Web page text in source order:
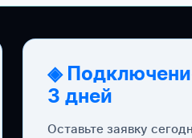
◈
3 дней
Оставьте заявку